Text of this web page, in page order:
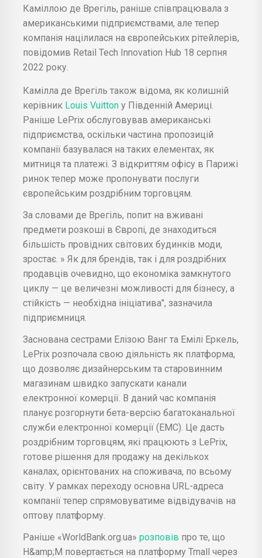
Каміллою де Врегіль, раніше співпрацювала з
американськими підприємствами, але тепер
компанія націлилася на європейських рітейлерів,
повідомив Retail Tech Innovation Hub 18 серпня
2022 року.
Камілла де Врегіль також відома, як колишній
керівник Louis Vuitton у Південній Америці.
Раніше LePrix обслуговував американські
підприємства, оскільки частина пропозицій
компанії базувалася на таких елементах, як
митниця та платежі. З відкриттям офісу в Парижі
ринок тепер може пропонувати послуги
європейським роздрібним торговцям.
За словами де Врегіль, попит на вживані
предмети розкоші в Європі, де знаходиться
більшість провідних світових будинків моди,
зростає. » Як для брендів, так і для роздрібних
продавців очевидно, що економіка замкнутого
циклу — це величезні можливості для бізнесу, а
стійкість — необхідна ініціатива", зазначила
підприємниця.
Заснована сестрами Елізою Ванг та Емілі Еркель,
LePrix розпочала свою діяльність як платформа,
що дозволяє дизайнерським та старовинним
магазинам швидко запускати канали
електронної комерції. В даний час компанія
планує розгорнути бета-версію багатоканальної
служби електронної комерції (EMC). Це дасть
роздрібним торговцям, які працюють з LePrix,
готове рішення для продажу на декількох
каналах, орієнтованих на споживача, по всьому
світу. У рамках переходу основна URL-адреса
компанії тепер спрямовуватиме відвідувачів на
оптову платформу.
Раніше «WorldBank.org.ua» розповів про те, що
H&amp;M повертається на платформу Tmall через